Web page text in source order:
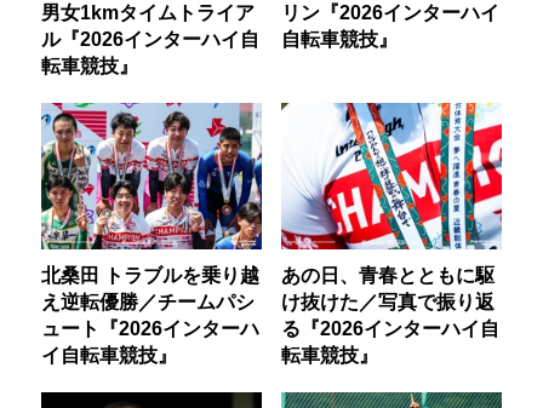
男女1kmタイムトライア
ル『2026インターハイ自
転車競技』
リン『2026インターハイ
自転車競技』
北桑田 トラブルを乗り越
え逆転優勝／チームパシ
ュート『2026インターハ
イ自転車競技』
あの日、青春とともに駆
け抜けた／写真で振り返
る『2026インターハイ自
転車競技』